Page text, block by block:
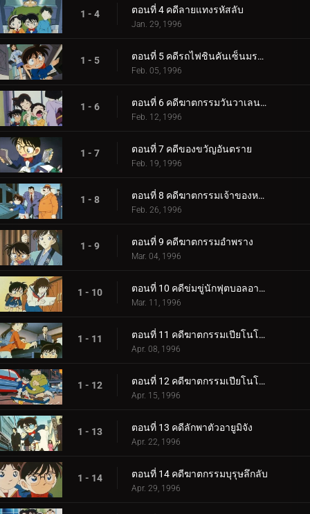
1 - 4 ตอนที่ 4 คดีลายแทงรหัสลับ
Jan. 29, 1996
1 - 5 ตอนที่ 5 คดีรถไฟชินคันเซ็นมรณะ
Feb. 05, 1996
1 - 6 ตอนที่ 6 คดีฆาตกรรมวันวาเลนไทน์
Feb. 12, 1996
1 - 7 ตอนที่ 7 คดีของขวัญอันตราย
Feb. 19, 1996
1 - 8 ตอนที่ 8 คดีฆาตกรรมเจ้าของหอศิลป์
Feb. 26, 1996
1 - 9 ตอนที่ 9 คดีฆาตกรรมอำพราง
Mar. 04, 1996
1 - 10 ตอนที่ 10 คดีข่มขู่นักฟุตบอลอาชีพ
Mar. 11, 1996
1 - 11 ตอนที่ 11 คดีฆาตกรรมเปียโนโซนาต้า แสงจันทร์ (ตอนพิเศษ ตอนแรก)
Apr. 08, 1996
1 - 12 ตอนที่ 12 คดีฆาตกรรมเปียโนโซนาต้า แสงจันทร์ (ตอนพิเศษ ตอนจบ)
Apr. 15, 1996
1 - 13 ตอนที่ 13 คดีลักพาตัวอายูมิจัง
Apr. 22, 1996
1 - 14 ตอนที่ 14 คดีฆาตกรรมบุรุษลึกลับ
Apr. 29, 1996